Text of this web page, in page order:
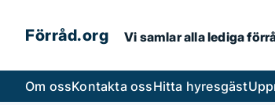
Förråd.org Vi samlar alla lediga
Om ossKontakta ossHitta hyresgäst